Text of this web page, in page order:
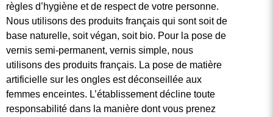
règles d’hygiène et de respect de votre personne.
Nous utilisons des produits français qui sont soit de
base naturelle, soit végan, soit bio. Pour la pose de
vernis semi-permanent, vernis simple, nous
utilisons des produits français. La pose de matière
artificielle sur les ongles est déconseillée aux
femmes enceintes. L’établissement décline toute
responsabilité dans la manière dont vous prenez